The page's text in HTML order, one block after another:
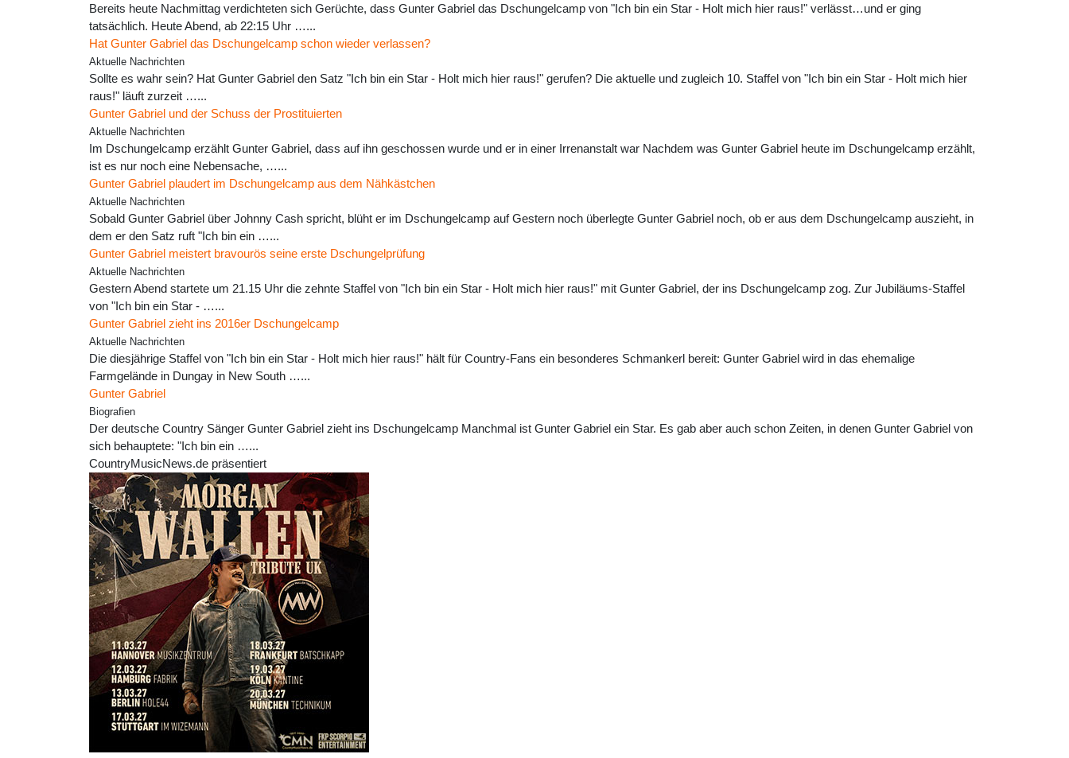
Bereits heute Nachmittag verdichteten sich Gerüchte, dass Gunter Gabriel das Dschungelcamp von "Ich bin ein Star - Holt mich hier raus!" verlässt…und er ging
tatsächlich. Heute Abend, ab 22:15 Uhr …...
Hat Gunter Gabriel das Dschungelcamp schon wieder verlassen?
Aktuelle Nachrichten
Sollte es wahr sein? Hat Gunter Gabriel den Satz "Ich bin ein Star - Holt mich hier raus!" gerufen? Die aktuelle und zugleich 10. Staffel von "Ich bin ein Star - Holt mich hier
raus!" läuft zurzeit …...
Gunter Gabriel und der Schuss der Prostituierten
Aktuelle Nachrichten
Im Dschungelcamp erzählt Gunter Gabriel, dass auf ihn geschossen wurde und er in einer Irrenanstalt war Nachdem was Gunter Gabriel heute im Dschungelcamp erzählt,
ist es nur noch eine Nebensache, …...
Gunter Gabriel plaudert im Dschungelcamp aus dem Nähkästchen
Aktuelle Nachrichten
Sobald Gunter Gabriel über Johnny Cash spricht, blüht er im Dschungelcamp auf Gestern noch überlegte Gunter Gabriel noch, ob er aus dem Dschungelcamp auszieht, in
dem er den Satz ruft "Ich bin ein …...
Gunter Gabriel meistert bravourös seine erste Dschungelprüfung
Aktuelle Nachrichten
Gestern Abend startete um 21.15 Uhr die zehnte Staffel von "Ich bin ein Star - Holt mich hier raus!" mit Gunter Gabriel, der ins Dschungelcamp zog. Zur Jubiläums-Staffel
von "Ich bin ein Star - …...
Gunter Gabriel zieht ins 2016er Dschungelcamp
Aktuelle Nachrichten
Die diesjährige Staffel von "Ich bin ein Star - Holt mich hier raus!" hält für Country-Fans ein besonderes Schmankerl bereit: Gunter Gabriel wird in das ehemalige
Farmgelände in Dungay in New South …...
Gunter Gabriel
Biografien
Der deutsche Country Sänger Gunter Gabriel zieht ins Dschungelcamp Manchmal ist Gunter Gabriel ein Star. Es gab aber auch schon Zeiten, in denen Gunter Gabriel von
sich behauptete: "Ich bin ein …...
CountryMusicNews.de präsentiert